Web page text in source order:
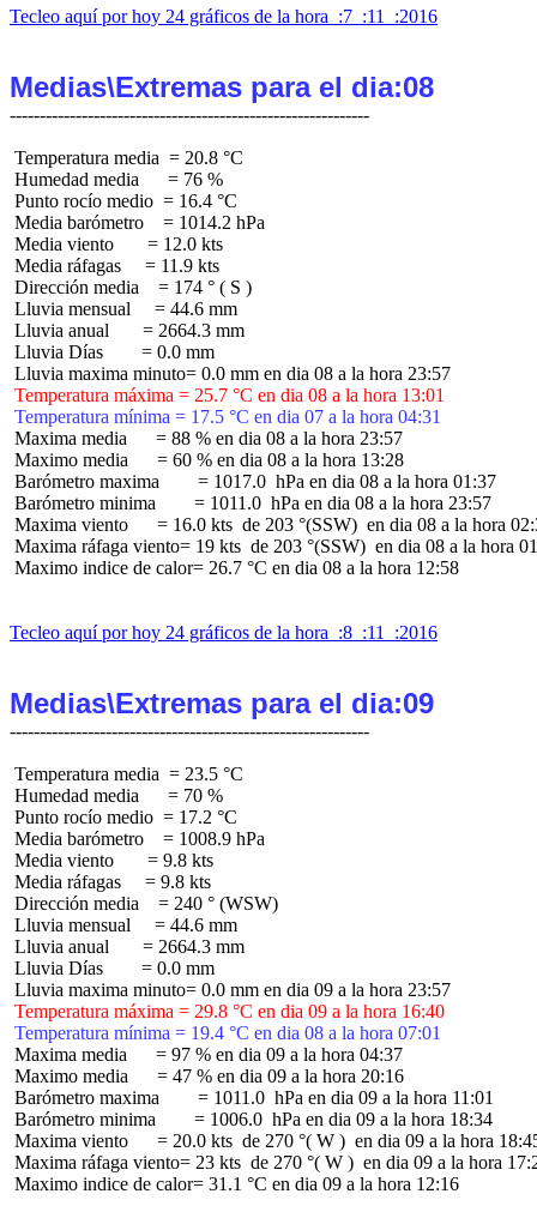
Tecleo aquí por hoy 24 gráficos de la hora  :7  :11  :2016
Medias\Extremas para el dia:08
Temperatura media  = 20.8 °C
Humedad media      = 76 %
Punto rocío medio  = 16.4 °C
Media barómetro    = 1014.2 hPa
Media viento       = 12.0 kts
Media ráfagas     = 11.9 kts
Dirección media    = 174 ° ( S )
Lluvia mensual     = 44.6 mm
Lluvia anual       = 2664.3 mm
Lluvia Días        = 0.0 mm
Temperatura máxima = 25.7 °C en dia 08 a la hora 13:01
Temperatura mínima = 17.5 °C en dia 07 a la hora 04:31
Maxima media      = 88 % en dia 08 a la hora 23:57
Maximo media      = 60 % en dia 08 a la hora 13:28
Barómetro maxima        = 1017.0  hPa en dia 08 a la hora 01:37
Barómetro minima        = 1011.0  hPa en dia 08 a la hora 23:57
Maxima viento      = 16.0 kts  de 203 °(SSW)  en dia 08 a la hora
Maxima ráfaga viento= 19 kts  de 203 °(SSW)  en dia 08 a la hora
Maximo indice de calor= 26.7 °C en dia 08 a la hora 12:58
Tecleo aquí por hoy 24 gráficos de la hora  :8  :11  :2016
Medias\Extremas para el dia:09
Temperatura media  = 23.5 °C
Humedad media      = 70 %
Punto rocío medio  = 17.2 °C
Media barómetro    = 1008.9 hPa
Media viento       = 9.8 kts
Media ráfagas     = 9.8 kts
Dirección media    = 240 ° (WSW)
Lluvia mensual     = 44.6 mm
Lluvia anual       = 2664.3 mm
Lluvia Días        = 0.0 mm
Temperatura máxima = 29.8 °C en dia 09 a la hora 16:40
Temperatura mínima = 19.4 °C en dia 08 a la hora 07:01
Maxima media      = 97 % en dia 09 a la hora 04:37
Maximo media      = 47 % en dia 09 a la hora 20:16
Barómetro maxima        = 1011.0  hPa en dia 09 a la hora 11:01
Barómetro minima        = 1006.0  hPa en dia 09 a la hora 18:34
Maxima viento      = 20.0 kts  de 270 °( W )  en dia 09 a la hora
Maxima ráfaga viento= 23 kts  de 270 °( W )  en dia 09 a la hora
Maximo indice de calor= 31.1 °C en dia 09 a la hora 12:16